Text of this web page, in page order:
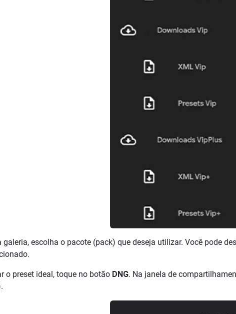
galeria, escolha o pacote (pack) que deseja utilizar. Você pode
o preset ideal, toque no botão DNG. Na janela de